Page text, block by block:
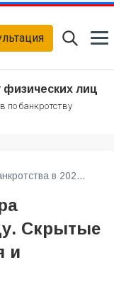
физических лиц
по банкротству
в 202...
Скрытые
и